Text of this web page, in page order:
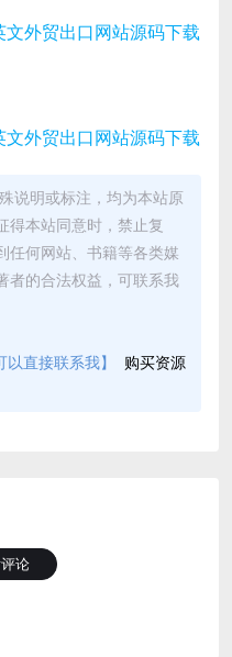
说明或标注，均为本站原
得本站同意时，禁止复
任何网站、书籍等各类媒
者的合法权益，可联系我
以直接联系我】
购买资源
论